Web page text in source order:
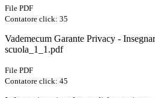
File PDF
Contatore click: 35
Vademecum Garante Privacy -
scuola_1_1.pdf
File PDF
Contatore click: 45